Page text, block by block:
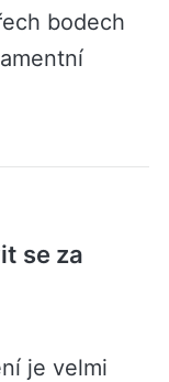
bodech
se za
je velmi